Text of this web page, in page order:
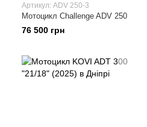
Артикул: ADV 250-3
Мотоцикл Challenge ADV 250
76 500 грн